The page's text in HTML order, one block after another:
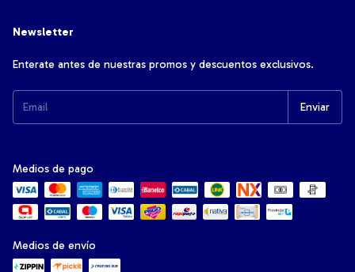
Newsletter
Enterate antes de nuestras promos y descuentos exclusivos.
Medios de pago
Medios de envío